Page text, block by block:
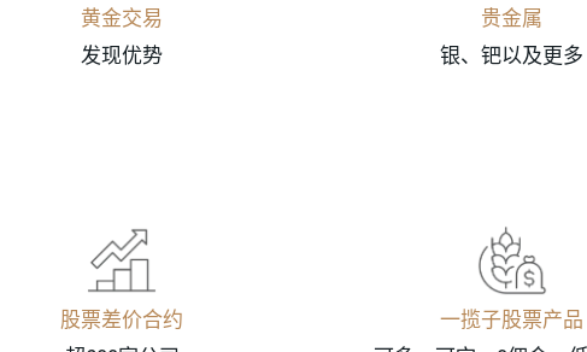
黄金交易
发现优势
贵金属
银、钯以及更多
股票差价合约
一揽子股票产品